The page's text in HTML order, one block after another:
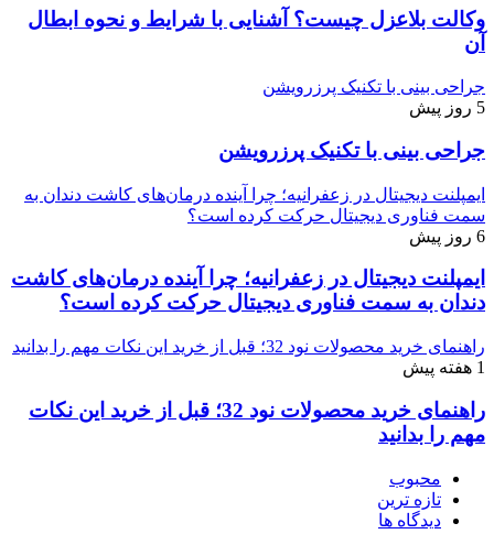
وکالت بلاعزل چیست؟ آشنایی با شرایط و نحوه ابطال
آن
جراحی بینی با تکنیک پرزرویشن
5 روز پیش
جراحی بینی با تکنیک پرزرویشن
ایمپلنت دیجیتال در زعفرانیه؛ چرا آینده درمان‌های کاشت دندان به
سمت فناوری دیجیتال حرکت کرده است؟
6 روز پیش
ایمپلنت دیجیتال در زعفرانیه؛ چرا آینده درمان‌های کاشت
دندان به سمت فناوری دیجیتال حرکت کرده است؟
راهنمای خرید محصولات نود 32؛ قبل از خرید این نکات مهم را بدانید
1 هفته پیش
راهنمای خرید محصولات نود 32؛ قبل از خرید این نکات
مهم را بدانید
محبوب
تازه ترین
دیدگاه ها